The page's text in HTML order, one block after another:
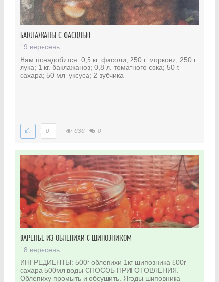
БАКЛАЖАНЫ С ФАСОЛЬЮ
19 вересень
Нам понадобится: 0,5 кг. фасоли; 250 г. моркови; 250 г.
лука; 1 кг. баклажанов; 0,8 л. томатного сока; 50 г.
сахара; 50 мл. уксуса; 2 зубчика
0 636 0
ВАРЕНЬЕ ИЗ ОБЛЕПИХИ С ШИПОВНИКОМ
18 вересень
ИНГРЕДИЕНТЫ: 500г облепихи 1кг шиповника 500г
сахара 500мл воды СПОСОБ ПРИГОТОВЛЕНИЯ.
Облепиху промыть и обсушить. Ягоды шиповника